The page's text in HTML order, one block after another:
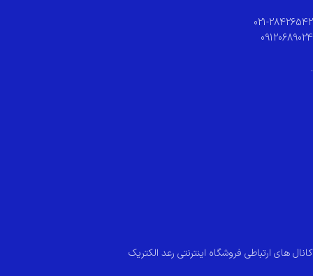
021-28426542
09120689024
.
کانال های ارتباطی فروشگاه اینترنتی رعد الکتریک